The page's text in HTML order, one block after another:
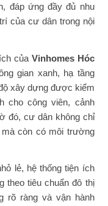
đáp ứng đầy đủ nhu
của cư dân trong nội
của Vinhomes Hóc
gian xanh, hạ tầng
xây dựng được kiểm
cho công viên, cảnh
đó, cư dân không chỉ
còn có môi trường
lẻ, hệ thống tiện ích
theo tiêu chuẩn đô thị
rõ ràng và vận hành